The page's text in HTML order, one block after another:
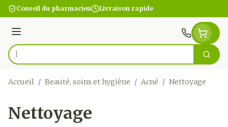
Aller au contenu
Conseil du pharmacien Livraison rapide
Menu
Rechercher
Accueil / Beauté, soins et hygiène / Acné / Nettoyage
Nettoyage